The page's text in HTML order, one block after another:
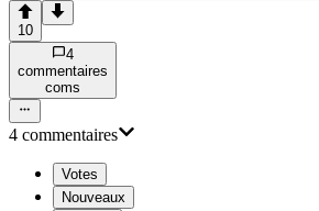
10
4
commentaires
coms
4 commentaires
Votes
Nouveaux